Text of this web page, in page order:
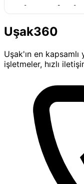
Kapı Kilidi
Uşak Eşme
veya arızalı
sistemleriyle
kapınızın
çözümler
dekoratif
Acil Kilit Açma
Uşak360
Uşak'ın en
işletmeler, hızlı